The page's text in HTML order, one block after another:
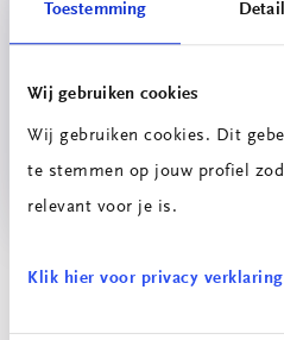
Toestemming
Wij gebruiken cookies
Wij gebruiken cookies. Dit
te stemmen op jouw profiel
relevant voor je is.
Klik hier voor privacy
Versnellend